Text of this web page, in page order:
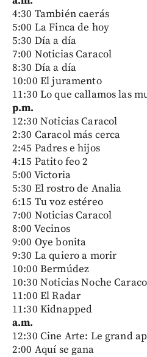
4:30 También caerás
5:00 La Finca de hoy
5:30 Día a día
7:00 Noticias Caracol
8:30 Día a día
10:00 El juramento
11:30 Lo que callamos las
p.m.
12:30 Noticias Caracol
2:30 Caracol más cerca
2:45 Padres e hijos
4:15 Patito feo 2
5:00 Victoria
5:30 El rostro de Analia
6:15 Tu voz estéreo
7:00 Noticias Caracol
8:00 Vecinos
9:00 Oye bonita
9:30 La quiero a morir
10:00 Bermúdez
10:30 Noticias Noche
11:00 El Radar
11:30 Kidnapped
a.m.
12:30 Cine Arte: Le grand
2:00 Aquí se gana